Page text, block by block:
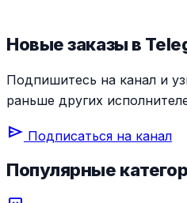
Новые заказы в
Подпишитесь на канал и
раньше других
send Подписаться на канал
Популярные